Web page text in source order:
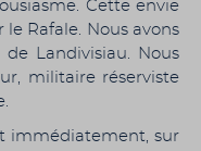
Cette envie
le Rafale. Nous avons
Landivisiau. Nous
militaire réserviste
immédiatement, sur